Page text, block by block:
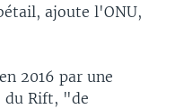
ajoute l'ONU,
2016 par une
du Rift, "de